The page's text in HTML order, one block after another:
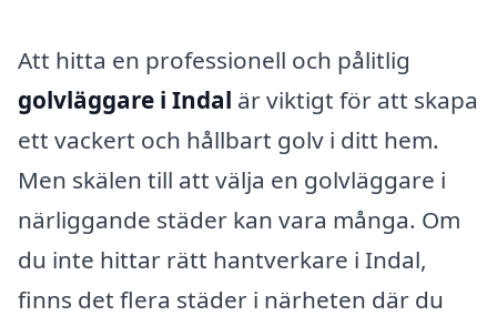
Att hitta en professionell och pålitlig
golvläggare i Indal är viktigt för att skapa
ett vackert och hållbart golv i ditt hem.
Men skälen till att välja en golvläggare i
närliggande städer kan vara många. Om
du inte hittar rätt hantverkare i Indal,
finns det flera städer i närheten där du